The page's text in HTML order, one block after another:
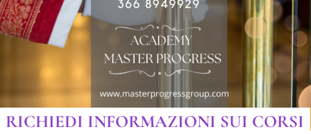
RICHIEDI INFORMAZIONI SUI CORSI